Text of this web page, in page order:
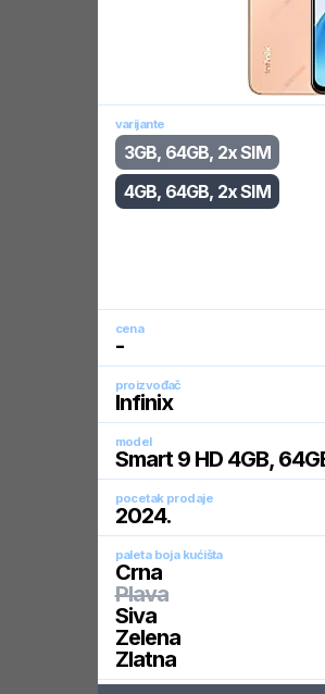
varijante
3GB, 64GB, 2x SIM
4GB, 64GB, 2x SIM
cena
-
proizvođač
Infinix
model
Smart 9 HD 4GB,
pocetak prodaje
2024.
paleta boja kućišta
Crna
Plava
Siva
Zelena
Zlatna